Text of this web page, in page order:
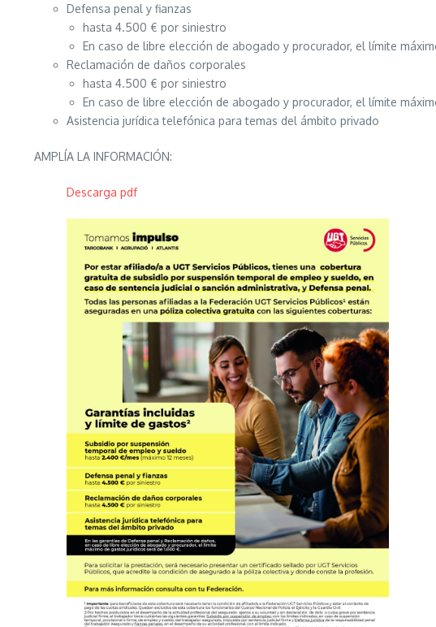
Defensa penal y fianzas
hasta 4.500 € por siniestro
En caso de libre elección de abogado y procurador, el límite
Reclamación de daños corporales
hasta 4.500 € por siniestro
En caso de libre elección de abogado y procurador, el límite
Asistencia jurídica telefónica para temas del ámbito privado
AMPLÍA LA INFORMACIÓN:
Descarga pdf